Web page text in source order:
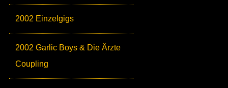
2002 Einzelgigs
2002 Garlic Boys & Die Ärzte
Coupling